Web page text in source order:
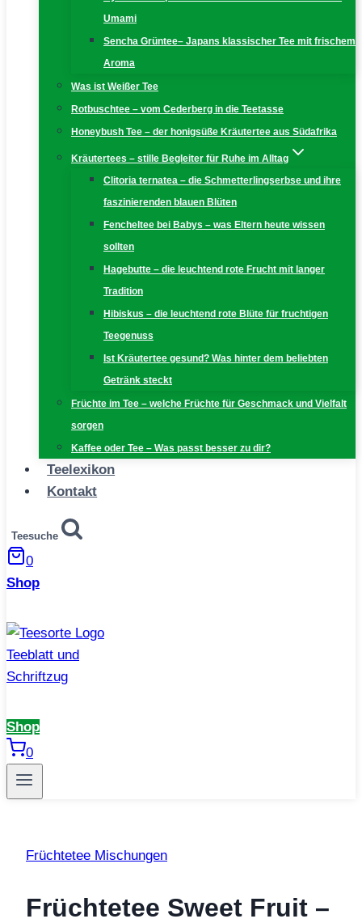
Umami
Sencha Grüntee– Japans klassischer Tee mit frischem
Aroma
Was ist Weißer Tee
Rotbuschtee – vom Cederberg in die Teetasse
Honeybush Tee – der honigsüße Kräutertee aus Südafrika
Kräutertees – stille Begleiter für Ruhe im Alltag
Clitoria ternatea – die Schmetterlingserbse und ihre
faszinierenden blauen Blüten
Fencheltee bei Babys – was Eltern heute wissen
sollten
Hagebutte – die leuchtend rote Frucht mit langer
Tradition
Hibiskus – die leuchtend rote Blüte für fruchtigen
Teegenuss
Ist Kräutertee gesund? Was hinter dem beliebten
Getränk steckt
Früchte im Tee – welche Früchte für Geschmack und Vielfalt
sorgen
Kaffee oder Tee – Was passt besser zu dir?
Teelexikon
Kontakt
Teesuche
0
Shop
Shop
0
Früchtetee Mischungen
Früchtetee Sweet Fruit –